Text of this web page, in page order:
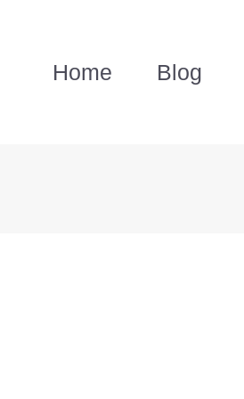
Home Blog